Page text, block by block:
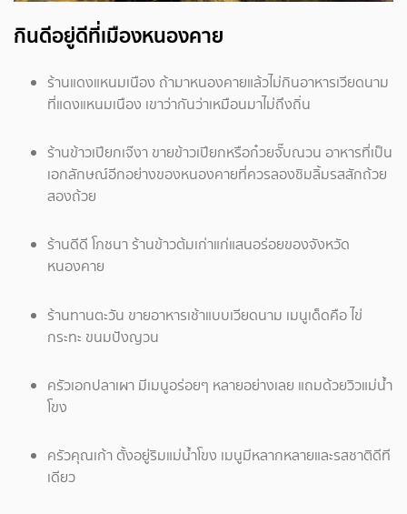
กินดีอยู่ดีที่เมืองหนองคาย
ร้านแดงแหนมเนือง ถ้ามาหนองคายแล้วไม่กินอาหารเวียดนาม
ที่แดงแหนมเนือง เขาว่ากันว่าเหมือนมาไม่ถึงถิ่น
ร้านข้าวเปียกเจ๊งา ขายข้าวเปียกหรือก๋วยจั๊บณวน อาหารที่เป็น
เอกลักษณ์อีกอย่างของหนองคายที่ควรลองชิมลิ้มรสสักถ้วย
สองถ้วย
ร้านดีดี โภชนา ร้านข้าวต้มเก่าแก่แสนอร่อยของจังหวัด
หนองคาย
ร้านทานตะวัน ขายอาหารเช้าแบบเวียดนาม เมนูเด็ดคือ ไข่
กระทะ ขนมปังญวน
ครัวเอกปลาเผา มีเมนูอร่อยๆ หลายอย่างเลย แถมด้วยวิวแม่น้ำ
โขง
ครัวคุณเก้า ตั้งอยู่ริมแม่น้ำโขง เมนูมีหลากหลายและรสชาติดีที
เดียว